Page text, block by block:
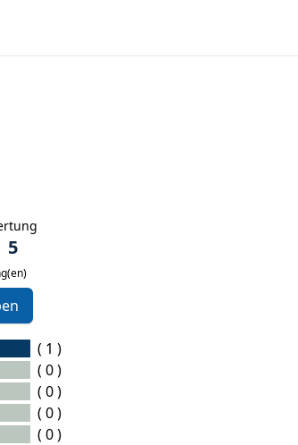
5
( 1 )
( 0 )
( 0 )
( 0 )
( 0 )